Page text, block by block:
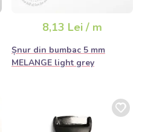
8,13 Lei / m
Șnur din bumbac 5 mm
MELANGE light grey